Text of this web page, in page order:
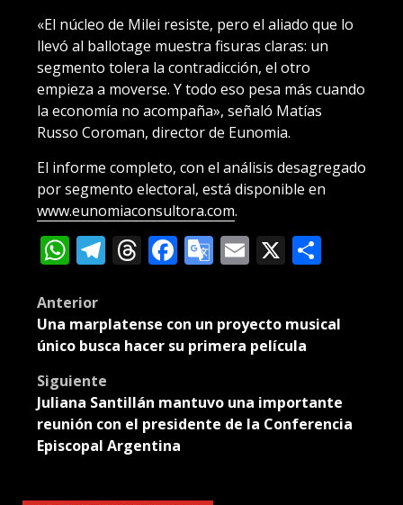
«El núcleo de Milei resiste, pero el aliado que lo
llevó al ballotage muestra fisuras claras: un
segmento tolera la contradicción, el otro
empieza a moverse. Y todo eso pesa más cuando
la economía no acompaña», señaló Matías
Russo Coroman, director de Eunomia.
El informe completo, con el análisis desagregado
por segmento electoral, está disponible en
www.eunomiaconsultora.com.
WhatsApp
Telegram
Threads
Facebook
Google
Translate
Email
X
Post
navigation
Anterior
Una marplatense con un proyecto musical
único busca hacer su primera película
Siguiente
Juliana Santillán mantuvo una importante
reunión con el presidente de la Conferencia
Episcopal Argentina